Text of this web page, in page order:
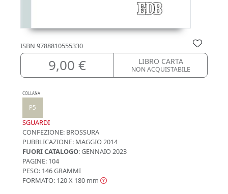
ISBN 9788810555330
9,00 € LIBRO CARTA
NON ACQUISTABILE
COLLANA
P5
SGUARDI
CONFEZIONE: BROSSURA
PUBBLICAZIONE: MAGGIO 2014
FUORI CATALOGO: GENNAIO 2023
PAGINE: 104
PESO: 146 GRAMMI
FORMATO: 120 X 180 mm